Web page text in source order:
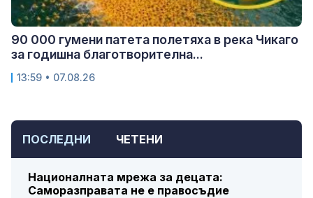
ПОСЛЕДНИ ЧЕТЕНИ
Националната мрежа за децата:
Саморазправата не е правосъдие
90 000 гумени патета полетяха в река Чикаго
за годишна благотворителна...
13:59 • 07.08.26